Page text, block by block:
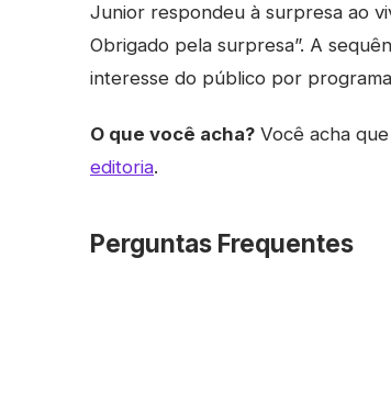
Junior respondeu à surpresa ao
Obrigado pela surpresa”. A
interesse do público por
O que você acha? Você acha
editoria.
Perguntas Frequentes